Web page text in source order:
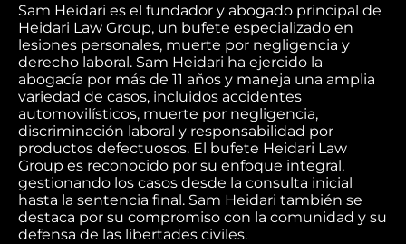
Sam Heidari es el fundador y abogado principal de
Heidari Law Group, un bufete especializado en
lesiones personales, muerte por negligencia y
derecho laboral. Sam Heidari ha ejercido la
abogacía por más de 11 años y maneja una amplia
variedad de casos, incluidos accidentes
automovilísticos, muerte por negligencia,
discriminación laboral y responsabilidad por
productos defectuosos. El bufete Heidari Law
Group es reconocido por su enfoque integral,
gestionando los casos desde la consulta inicial
hasta la sentencia final. Sam Heidari también se
destaca por su compromiso con la comunidad y su
defensa de las libertades civiles.